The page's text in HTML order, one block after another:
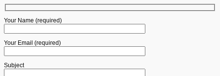
Your Name (required)
Your Email (required)
Subject